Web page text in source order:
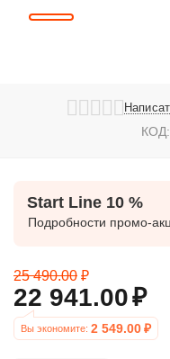
КОД:
Start Line 10 %
Подробности промо-
25 490.00 ₽
22 941.00₽
Вы экономите: 2 549.00₽